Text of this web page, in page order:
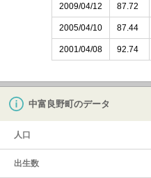
2009/04/12 87.72
2005/04/10 87.44
2001/04/08 92.74
中富良野町のデータ
人口
出生数